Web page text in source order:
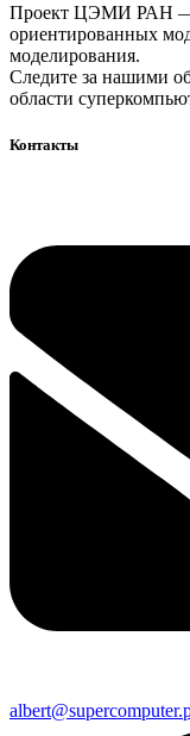
Проект ЦЭМИ РАН —
ориентированных
моделирования.
Следите за нашими
области
Контакты